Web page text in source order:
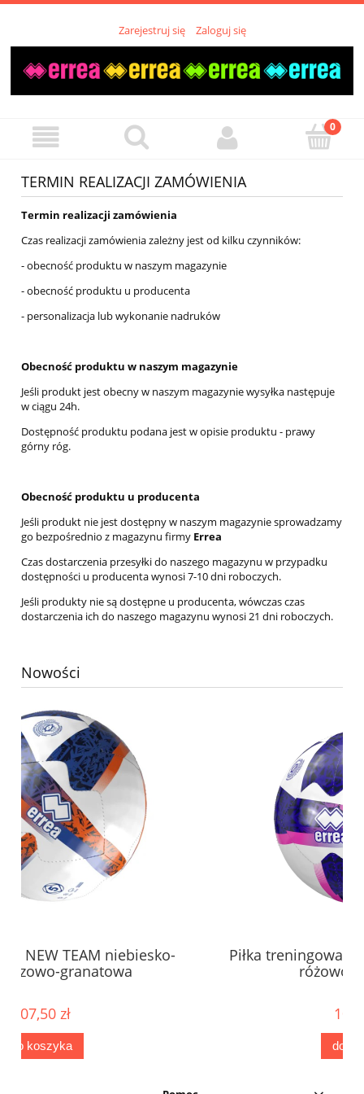
Zarejestruj się Zaloguj się
TERMIN REALIZACJI ZAMÓWIENIA
Termin realizacji zamówienia
Czas realizacji zamówienia zależny jest od kilku czynników:
- obecność produktu w naszym magazynie
- obecność produktu u producenta
- personalizacja lub wykonanie nadruków
Obecność produktu w naszym magazynie
Jeśli produkt jest obecny w naszym magazynie wysyłka następuje
w ciągu 24h.
Dostępność produktu podana jest w opisie produktu - prawy
górny róg.
Obecność produktu u producenta
Jeśli produkt nie jest dostępny w naszym magazynie sprowadzamy
go bezpośrednio z magazynu firmy Errea
Czas dostarczenia przesyłki do naszego magazynu w przypadku
dostępności u producenta wynosi 7-10 dni roboczych.
Jeśli produkty nie są dostępne u producenta, wówczas czas
dostarczenia ich do naszego magazynu wynosi 21 dni roboczych.
Nowości
Piłka treningowa NEW TEAM niebiesko-